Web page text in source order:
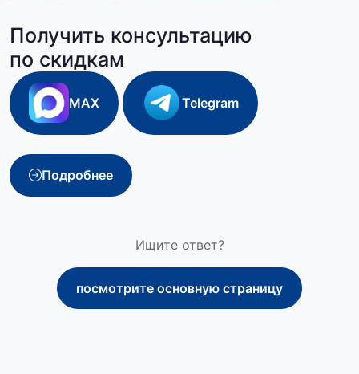
Получить консультацию
по скидкам
MAX Telegram
Подробнее
Ищите ответ?
посмотрите основную страницу